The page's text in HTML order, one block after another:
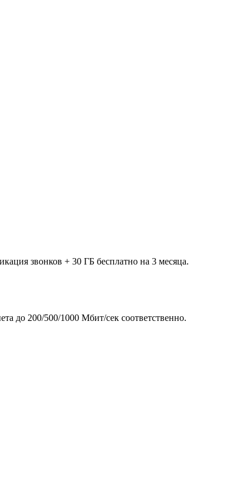
звонков + 30 ГБ бесплатно на 3 месяца.
до 200/500/1000 Мбит/сек соответственно.